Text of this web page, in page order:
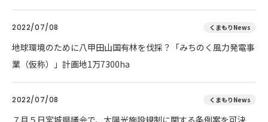
2022/07/08 くまもりNews
地球環境のために八甲田山国有林を伐採？「みちのく風力発電事
業（仮称）」計画地1万7300ha
2022/07/08 くまもりNews
７月５日宮城県議会で、太陽光施設規制に関する条例案を可決